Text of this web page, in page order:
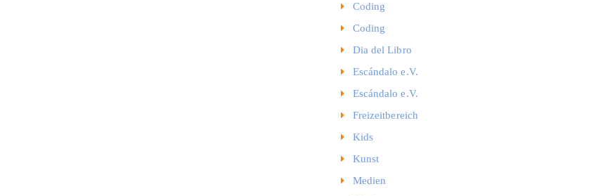
Coding
Coding
Dia del Libro
Escándalo e.V.
Escándalo e.V.
Freizeitbereich
Kids
Kunst
Medien